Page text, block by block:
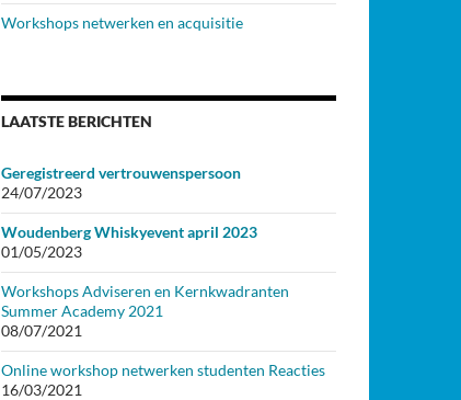
Workshops netwerken en acquisitie
LAATSTE BERICHTEN
Geregistreerd vertrouwenspersoon
24/07/2023
Woudenberg Whiskyevent april 2023
01/05/2023
Workshops Adviseren en Kernkwadranten
Summer Academy 2021
08/07/2021
Online workshop netwerken studenten Reacties
16/03/2021